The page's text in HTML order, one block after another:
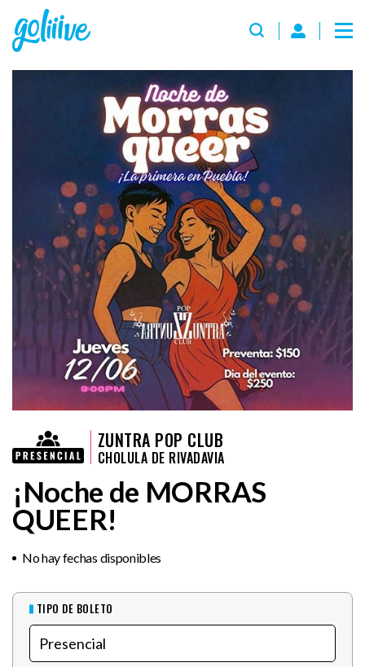
ZUNTRA POP CLUB
CHOLULA DE RIVADAVIA
¡Noche de MORRAS
QUEER!
No hay fechas disponibles
TIPO DE BOLETO